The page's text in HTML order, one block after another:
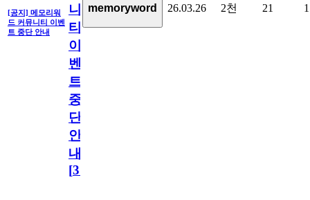
[공지] 메모리워
드 커뮤니티 이벤
트 중단 안내
니
티
이
벤
트
중
단
안
내
[31
memoryword 26.03.26 2천 21 1